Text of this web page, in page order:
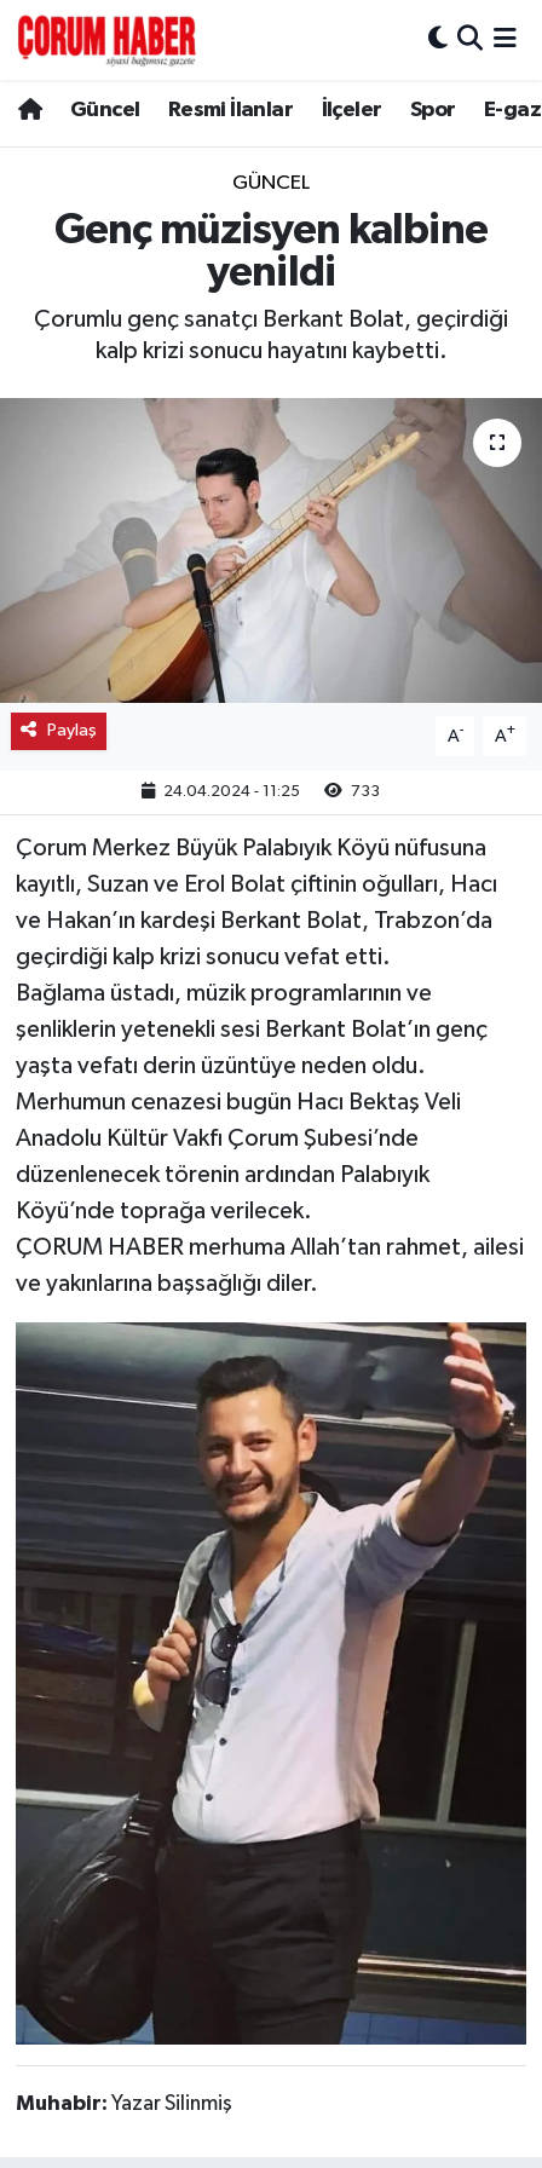
Güncel Resmi İlanlar İlçeler Spor E-
GÜNCEL
Genç müzisyen kalbine
yenildi
Çorumlu genç sanatçı Berkant Bolat, geçirdiği
kalp krizi sonucu hayatını kaybetti.
Paylaş A- A+
24.04.2024 - 11:25 733
Çorum Merkez Büyük Palabıyık Köyü nüfusuna
kayıtlı, Suzan ve Erol Bolat çiftinin oğulları, Hacı
ve Hakan’ın kardeşi Berkant Bolat, Trabzon’da
geçirdiği kalp krizi sonucu vefat etti.
Bağlama üstadı, müzik programlarının ve
şenliklerin yetenekli sesi Berkant Bolat’ın genç
yaşta vefatı derin üzüntüye neden oldu.
Merhumun cenazesi bugün Hacı Bektaş Veli
Anadolu Kültür Vakfı Çorum Şubesi’nde
düzenlenecek törenin ardından Palabıyık
Köyü’nde toprağa verilecek.
ÇORUM HABER merhuma Allah’tan rahmet, ailesi
ve yakınlarına başsağlığı diler.
Muhabir: Yazar Silinmiş
Spor
Resmi İlanlar
Bayat
Boğazkale
İskilip
Kargı
Laçin
Mecitözü
Osmancık
Sungurlu
Uğurludağ
Sağlık
Hava Durumu
Çorum Namaz Vakitleri
Süper Lig Puan Durumu ve Fikstür
Tüm Manşetler
Son Dakika Haberleri
Haber Arşivi